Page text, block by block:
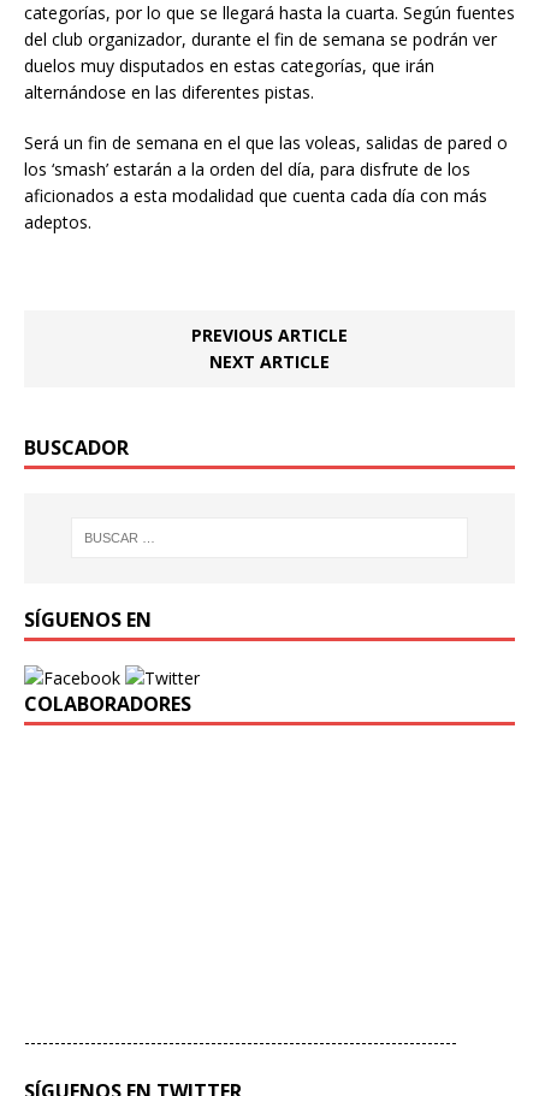
categorías, por lo que se llegará hasta la cuarta. Según fuentes
del club organizador, durante el fin de semana se podrán ver
duelos muy disputados en estas categorías, que irán
alternándose en las diferentes pistas.
Será un fin de semana en el que las voleas, salidas de pared o
los ‘smash’ estarán a la orden del día, para disfrute de los
aficionados a esta modalidad que cuenta cada día con más
adeptos.
PREVIOUS ARTICLE
NEXT ARTICLE
BUSCADOR
SÍGUENOS EN
COLABORADORES
------------------------------------------------------------------------